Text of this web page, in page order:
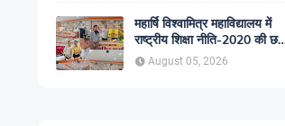
में
महार्षि विश्वामित्र महाविद्यालय में
राष्ट्रीय शिक्षा नीति-2020 की छह
वर्षीय उपलब्धियों पर संगोष्ठी
आयोजित
August 05, 2026